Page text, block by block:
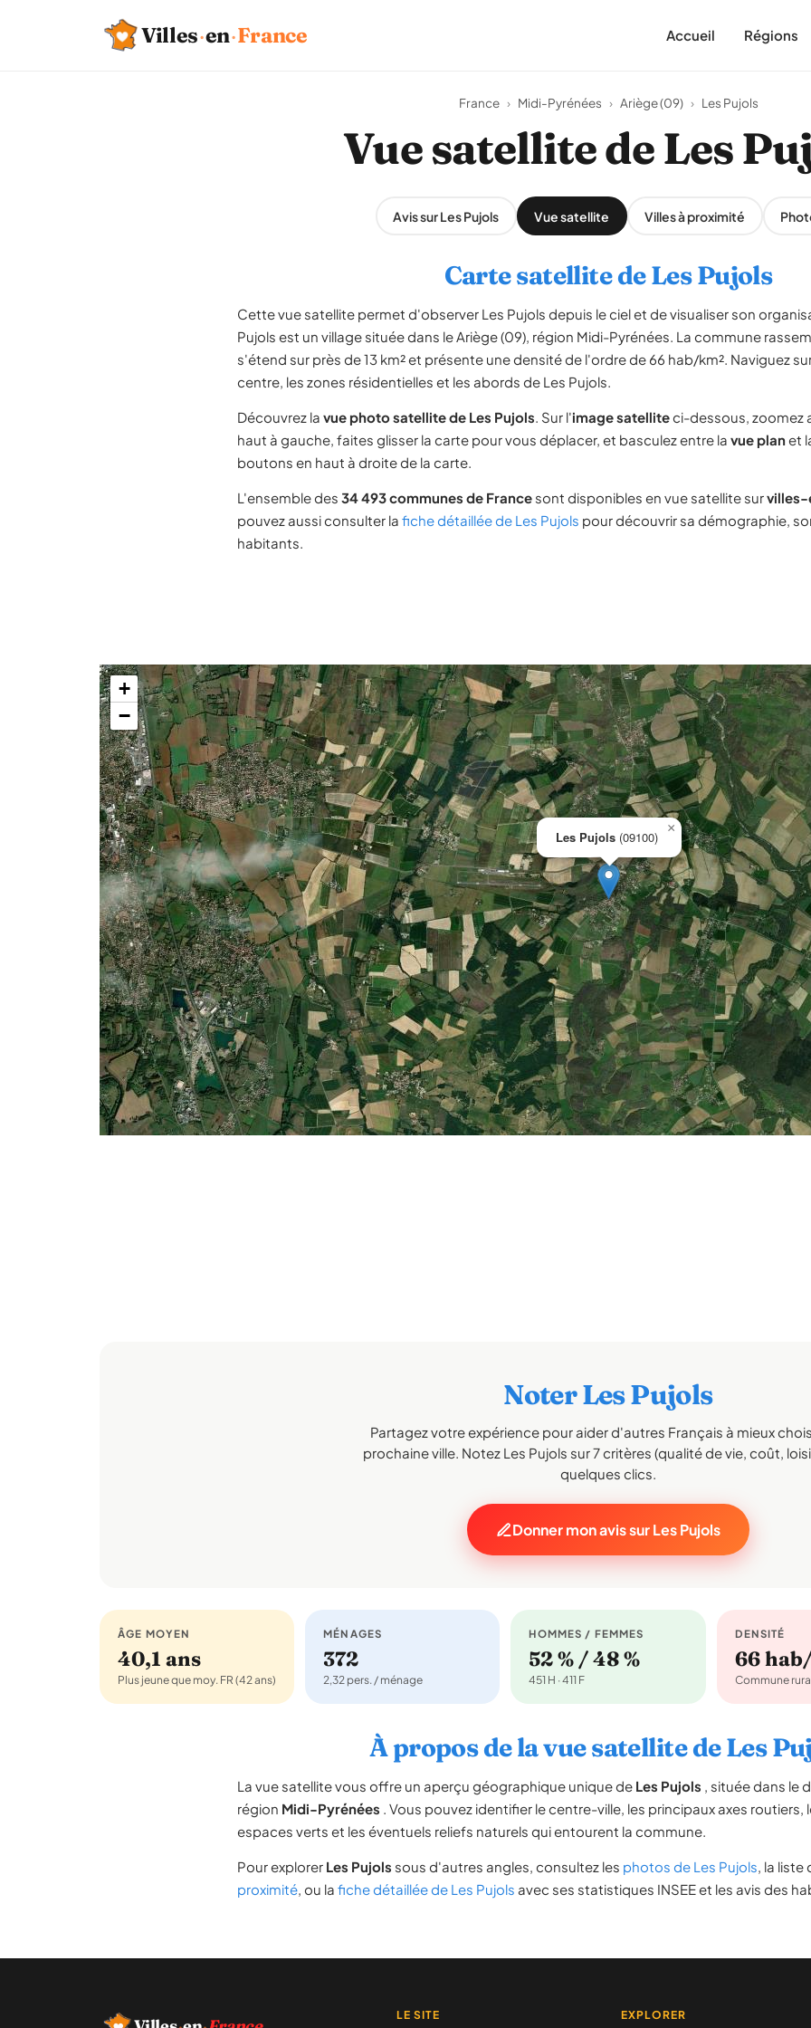
Villes·en·France Accueil Régions
France › Midi-Pyrénées › Ariège (09) › Les Pujols
Vue satellite de Les
Avis sur Les Pujols Vue satellite Villes à proximité
Carte satellite de Les Pujols
Cette vue satellite permet d'observer Les Pujols depuis le ciel et de visualiser son
Pujols est un village située dans le Ariège (09), région Midi-Pyrénées. La commune
s'étend sur près de 13 km² et présente une densité de l'ordre de 66 hab/km². Naviguez
centre, les zones résidentielles et les abords de Les Pujols.
Découvrez la vue photo satellite de Les Pujols. Sur l'image satelliteci-dessous, zoomez
haut à gauche, faites glisser la carte pour vous déplacer, et basculez entre la vue planet
boutons en haut à droite de la carte.
L'ensemble des 34 493 communes de France sont disponibles en vue satellite sur
pouvez aussi consulter la fiche détaillée de Les Pujols pour découvrir sa démographie,
habitants.
Les Pujols (09100)
×
+
−
Noter Les Pujols
Partagez votre expérience pour aider d'autres Français à mieux
prochaine ville. Notez Les Pujols sur 7 critères (qualité de vie, coût,
quelques clics.
Donner mon avis sur Les Pujols
ÂGE MOYEN
40,1 ans
Plus jeune que moy. FR (42 ans)
MÉNAGES
372
2,32 pers. / ménage
HOMMES / FEMMES
52 % / 48 %
451 H · 411 F
DENSITÉ
66
Commune
À propos de la vue satellite de Les
La vue satellite vous offre un aperçu géographique unique de Les Pujols , située dans le
région Midi-Pyrénées . Vous pouvez identifier le centre-ville, les principaux axes routiers,
espaces verts et les éventuels reliefs naturels qui entourent la commune.
Pour explorer Les Pujols sous d'autres angles, consultez les photos de Les Pujols, la liste
proximité, ou la fiche détaillée de Les Pujols avec ses statistiques INSEE et les avis des
LE SITE EXPLORER